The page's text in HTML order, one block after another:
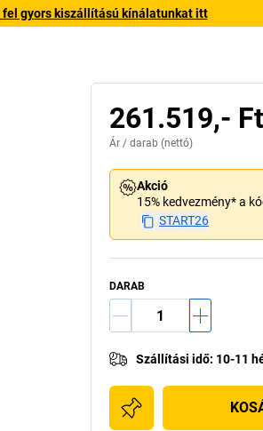
fel gyors kiszállítású kínálatunkat itt
261.519,- Ft
Ár / darab (nettó)
Akció
15% kedvezmény* a
START26
DARAB
Szállítási idő: 10-11